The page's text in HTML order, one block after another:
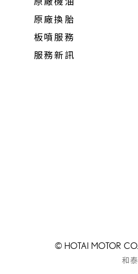
原廠換胎
板噴服務
服務新訊
© HOTAI MOTOR
和